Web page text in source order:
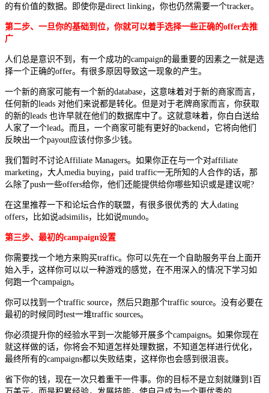
的有价值的数据。即使你是direct linking，你也仍然需要一个tracker。
第二步、一旦你的基础到位，你就可以着手选择一些正确的offer去推
广
人们总是意识不到，有一个成功的campaign的最重要的因素之一就是选
择一个正确的offer。有很多原因导致这一现象的产生。
一个新的商家可能有一个新的database，这意味着对于新的商家而言，
任何新的leads 对他们来说都是转化。但是对于老牌商家而言，你获取
的新的leads 也许早就在他们的数据库中了。这就意味着，你白白送给
人家了一个lead。而且，一个商家可能有更好的backend，它将向他们
反映出一个payout应该付你多少钱。
我们暂时不讨论Affiliate Managers。如果你正在与一个对affiliate
marketing，大人media buying，paid traffic一无所知的人合作的话，那
么除了push一些offers给你，他们还能提供给你哪些知识或是建议呢?
在这里推荐一下和论坛合作的联盟，有很多很优秀的 大人dating
offers，比如说adsimilis，比如说mundo。
第三步、最初的campaign设置
你需要找一个地方来购买traffic。你可以先在一个自助服务平台上面开
始入手，这样你可以以一种游戏的感觉，在不用深入的情况下学习如
何跑一个campaign。
你可以找到一个traffic source，然后只跑那个traffic source。没有必要在
最初的时候同时test一堆traffic sources。
你必须提升你的经验水平到一次能够开展多个campaigns。如果你现在
就这样做的话，你将会不知道怎样处理数据，不知道怎样进行优化，
最终所有的campaigns都以失败结束，这样你也会感到很沮丧。
省下你的钱，现在一次只着重干一件事。你的目标不是立刻就赚到1百